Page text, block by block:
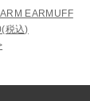
EARMUFF
税込)